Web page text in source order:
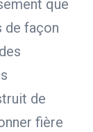
que
de façon
de
fière